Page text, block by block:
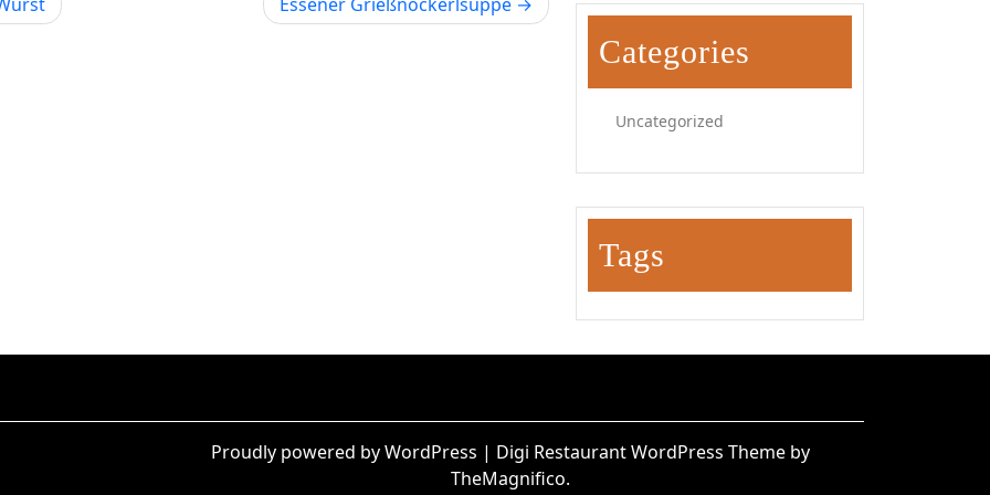
Categories
Uncategorized
Tags
Proudly powered by WordPress | Digi Restaurant WordPress Theme by
TheMagnifico.